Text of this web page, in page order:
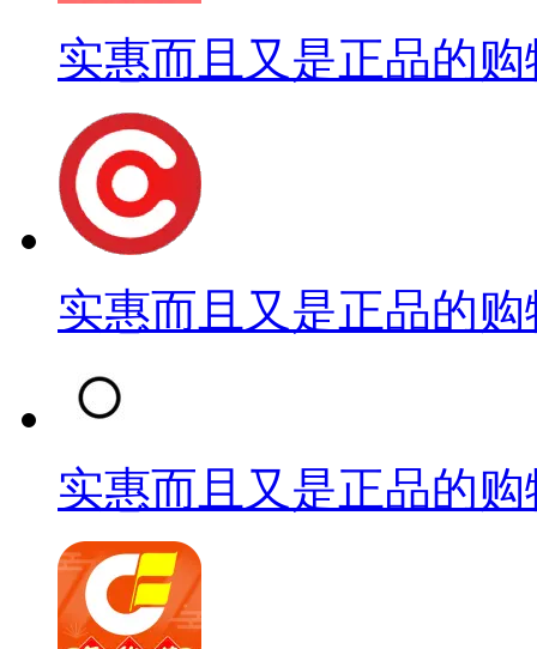
实惠而且又是正品的
实惠而且又是正品的
实惠而且又是正品的